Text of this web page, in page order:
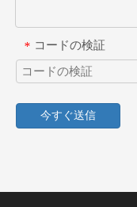
* コードの検証
今すぐ送信